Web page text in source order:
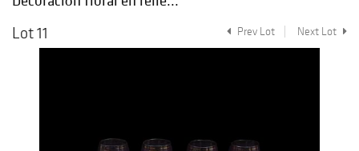
Lot 11
Prev Lot Next Lot